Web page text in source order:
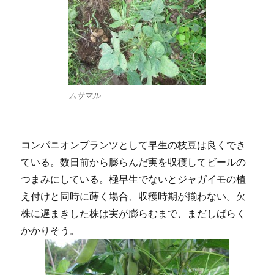
ムサマル
コンパニオンプランツとして早生の枝豆は良くでき
ている。数日前から膨らんだ実を収穫してビールの
つまみにしている。極早生でないとジャガイモの植
え付けと同時に蒔く場合、収穫時期が揃わない。欠
株に遅まきした株は実が膨らむまで、まだしばらく
かかりそう。